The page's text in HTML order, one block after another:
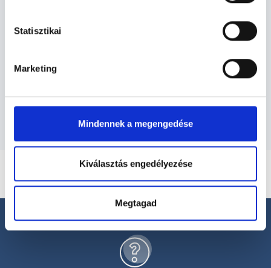
Statisztikai
Marketing
Mindennek a megengedése
Kiválasztás engedélyezése
Megtagad
KAPCSOLÓDÓ SZAKTERÜLETEK
Budapesti és vidéki bőrgyógyász orvosok